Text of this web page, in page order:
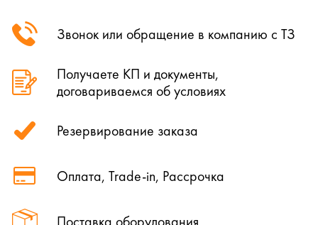
Звонок или обращение в компанию с ТЗ
Получаете КП и документы,
договариваемся об условиях
Резервирование заказа
Оплата, Trade-in, Рассрочка